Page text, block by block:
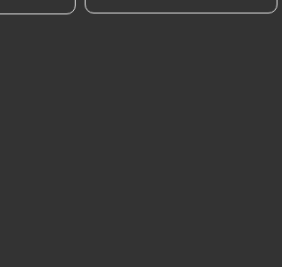
29 Rue de Dunkerque